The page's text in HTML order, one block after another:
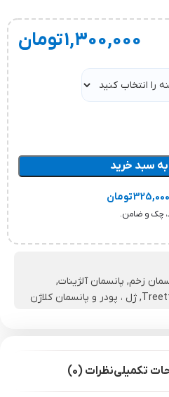
1,300,000تومان
سبد خرید
325,000تومان
زخم, پانسمان آلژینات,
, ژل ، پودر و پانسمان کلاژن
تکمیلینظرات (0)